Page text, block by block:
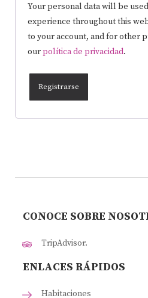
Your personal data will be
experience throughout this
to your account, and for other
ourpolítica de privacidad.
Registrarse
CONOCE SOBRE
TripAdvisor.
ENLACES RÁPIDOS
Habitaciones